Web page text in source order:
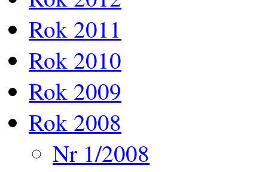
Rok 2011
Rok 2010
Rok 2009
Rok 2008
Nr 1/2008